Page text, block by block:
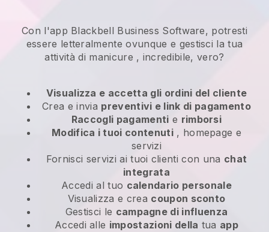
Con l'app Blackbell Business Software, potresti
essere letteralmente ovunque e gestisci la tua
attività di manicure , incredibile, vero?
Visualizza e accetta gli ordini del cliente
Crea e invia preventivi e link di pagamento
Raccogli pagamenti e rimborsi
Modifica i tuoi contenuti, homepage e
servizi
Fornisci servizi ai tuoi clienti con una chat
integrata
Accedi al tuo calendario personale
Visualizza e crea coupon sconto
Gestisci le campagne di influenza
Accedi alle impostazioni della tua app